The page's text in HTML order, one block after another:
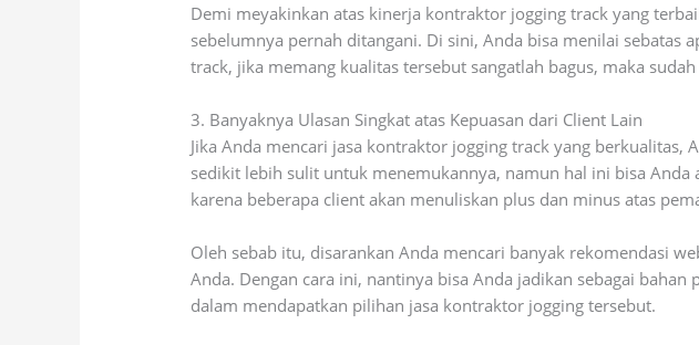
Demi meyakinkan atas kinerja kontraktor jogging track yang
sebelumnya pernah ditangani. Di sini, Anda bisa menilai sebatas
track, jika memang kualitas tersebut sangatlah bagus, maka
3. Banyaknya Ulasan Singkat atas Kepuasan dari Client Lain
Jika Anda mencari jasa kontraktor jogging track yang
sedikit lebih sulit untuk menemukannya, namun hal ini bisa
karena beberapa client akan menuliskan plus dan minus atas
Oleh sebab itu, disarankan Anda mencari banyak rekomendasi
Anda. Dengan cara ini, nantinya bisa Anda jadikan sebagai
dalam mendapatkan pilihan jasa kontraktor jogging tersebut.